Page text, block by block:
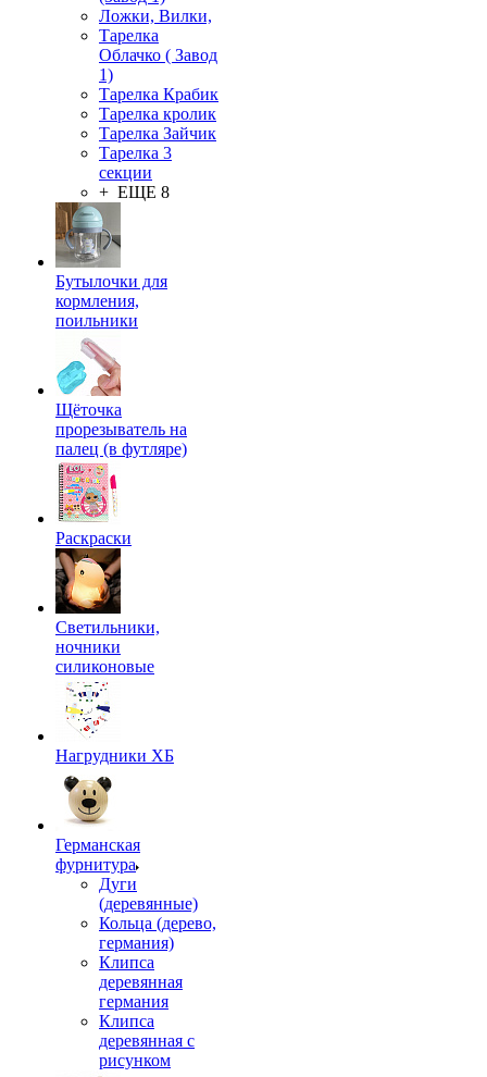
Ложки, Вилки,
Тарелка
Облачко ( Завод
1)
Тарелка Крабик
Тарелка кролик
Тарелка Зайчик
Тарелка 3
секции
+ ЕЩЕ 8
Бутылочки для
кормления,
поильники
Щёточка
прорезыватель на
палец (в футляре)
Раскраски
Светильники,
ночники
силиконовые
Нагрудники ХБ
Германская
фурнитура
Дуги
(деревянные)
Кольца (дерево,
германия)
Клипса
деревянная
германия
Клипса
деревянная с
рисунком